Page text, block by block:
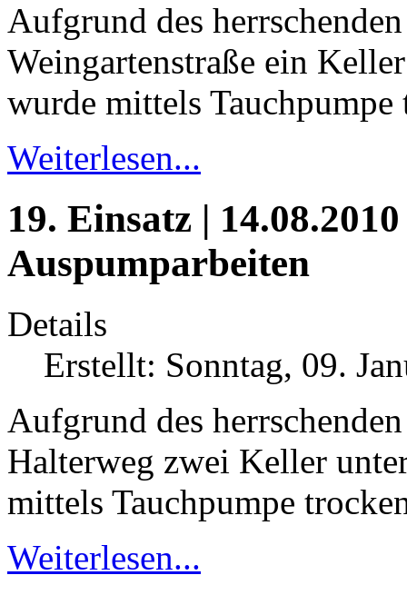
Aufgrund des
Weingartenstraße ein
wurde mittels
Weiterlesen...
19. Einsatz |
Auspumparbeiten
Details
Erstellt: Sonntag, 09.
Aufgrund des
Halterweg zwei Keller
mittels Tauchpumpe
Weiterlesen...